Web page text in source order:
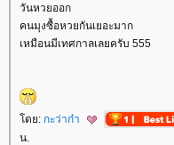
วันหวยออก
คนมุงซื้อหวยกันเยอะมาก
เหมือนมีเทศกาลเลยครับ 555
ดย: กะว่าก๋า
น.